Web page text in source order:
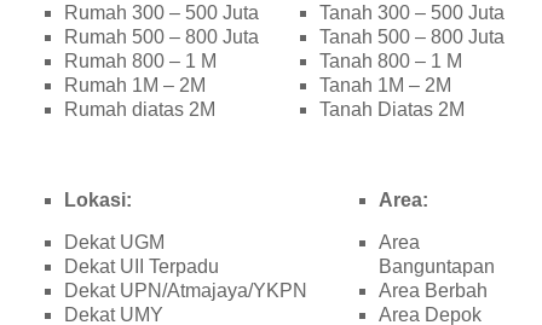
Rumah 300 – 500 Juta
Rumah 500 – 800 Juta
Rumah 800 – 1 M
Rumah 1M – 2M
Rumah diatas 2M
Tanah 300 – 500 Juta
Tanah 500 – 800 Juta
Tanah 800 – 1 M
Tanah 1M – 2M
Tanah Diatas 2M
Lokasi:
Dekat UGM
Dekat UII Terpadu
Dekat UPN/Atmajaya/YKPN
Dekat UMY
Area:
Area
Banguntapan
Area Berbah
Area Depok